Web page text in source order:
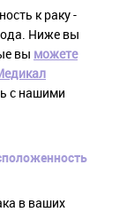
к раку -
Ниже вы
вы можете
с нашими
в ваших